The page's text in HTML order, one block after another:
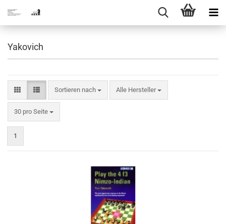
Yakovich
Sortieren nach
Sortieren nach Alle Hersteller
30 pro Seite
pro Seite
1